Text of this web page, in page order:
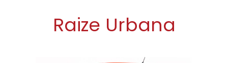
Raize Urbana